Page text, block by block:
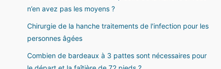
n’en avez pas les moyens ?
Chirurgie de la hanche traitements de l'infection pour les
personnes âgées
Combien de bardeaux à 3 pattes sont nécessaires pour